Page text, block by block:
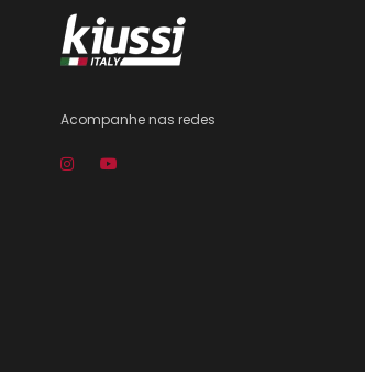
Acompanhe nas redes